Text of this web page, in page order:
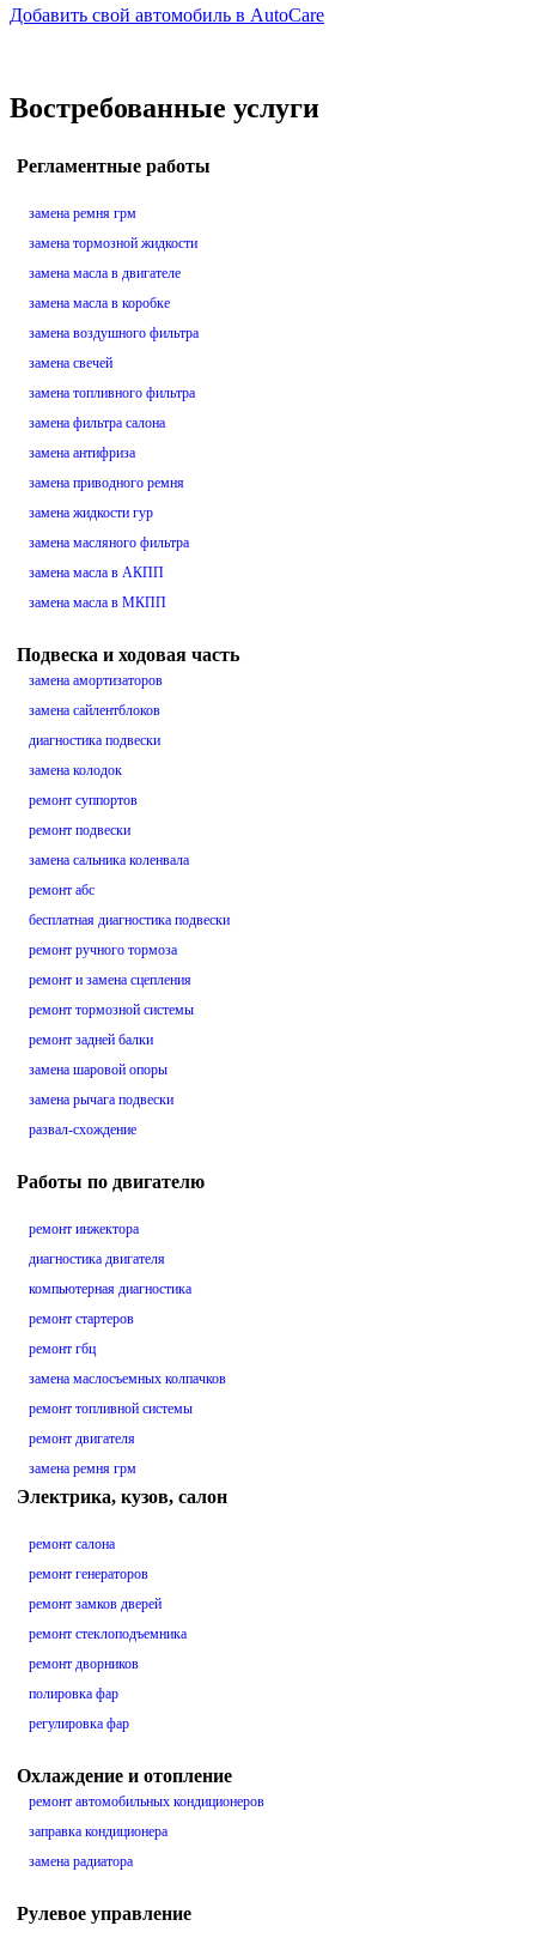
Добавить свой автомобиль в AutoCare
Востребованные услуги
Регламентные работы
замена ремня грм
замена тормозной жидкости
замена масла в двигателе
замена масла в коробке
замена воздушного фильтра
замена свечей
замена топливного фильтра
замена фильтра салона
замена антифриза
замена приводного ремня
замена жидкости гур
замена масляного фильтра
замена масла в АКПП
замена масла в МКПП
Подвеска и ходовая часть
замена амортизаторов
замена сайлентблоков
диагностика подвески
замена колодок
ремонт суппортов
ремонт подвески
замена сальника коленвала
ремонт абс
бесплатная диагностика подвески
ремонт ручного тормоза
ремонт и замена сцепления
ремонт тормозной системы
ремонт задней балки
замена шаровой опоры
замена рычага подвески
развал-схождение
Работы по двигателю
ремонт инжектора
диагностика двигателя
компьютерная диагностика
ремонт стартеров
ремонт гбц
замена маслосъемных колпачков
ремонт топливной системы
ремонт двигателя
замена ремня грм
Электрика, кузов, салон
ремонт салона
ремонт генераторов
ремонт замков дверей
ремонт стеклоподъемника
ремонт дворников
полировка фар
регулировка фар
Охлаждение и отопление
ремонт автомобильных кондиционеров
заправка кондиционера
замена радиатора
Рулевое управление